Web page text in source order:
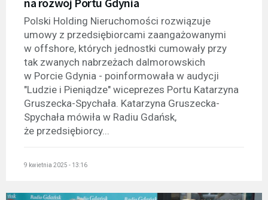
Polski Holding Nieruchomości rozwiązuje
umowy z przedsiębiorcami zaangażowanymi
w offshore, których jednostki cumowały przy
tak zwanych nabrzeżach dalmorowskich
w Porcie Gdynia - poinformowała w audycji
"Ludzie i Pieniądze" wiceprezes Portu Katarzyna
Gruszecka-Spychała. Katarzyna Gruszecka-
Spychała mówiła w Radiu Gdańsk,
że przedsiębiorcy...
9 kwietnia 2025 - 13:16